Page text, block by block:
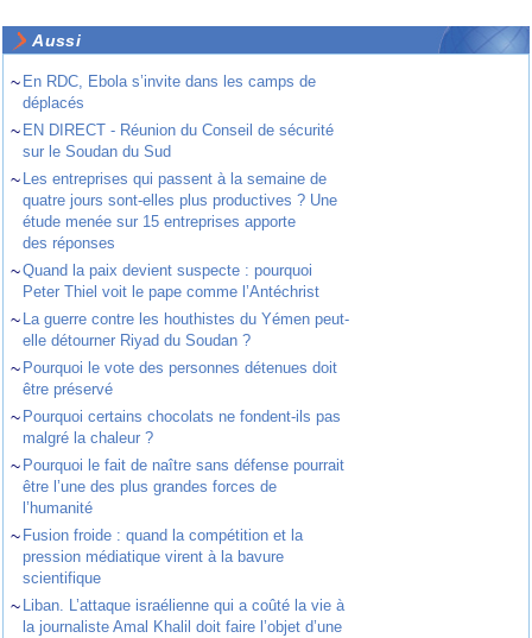
Aussi
~ En RDC, Ebola s’invite dans les camps de
déplacés
~ EN DIRECT - Réunion du Conseil de sécurité
sur le Soudan du Sud
~ Les entreprises qui passent à la semaine de
quatre jours sont-elles plus productives ? Une
étude menée sur 15 entreprises apporte
des réponses
~Quand la paix devient suspecte : pourquoi
Peter Thiel voit le pape comme l’Antéchrist
~ La guerre contre les houthistes du Yémen peut-
elle détourner Riyad du Soudan ?
~ Pourquoi le vote des personnes détenues doit
être préservé
~ Pourquoi certains chocolats ne fondent-ils pas
malgré la chaleur ?
~ Pourquoi le fait de naître sans défense pourrait
être l’une des plus grandes forces de
l’humanité
~ Fusion froide : quand la compétition et la
pression médiatique virent à la bavure
scientifique
~ Liban. L’attaque israélienne qui a coûté la vie à
la journaliste Amal Khalil doit faire l’objet d’une